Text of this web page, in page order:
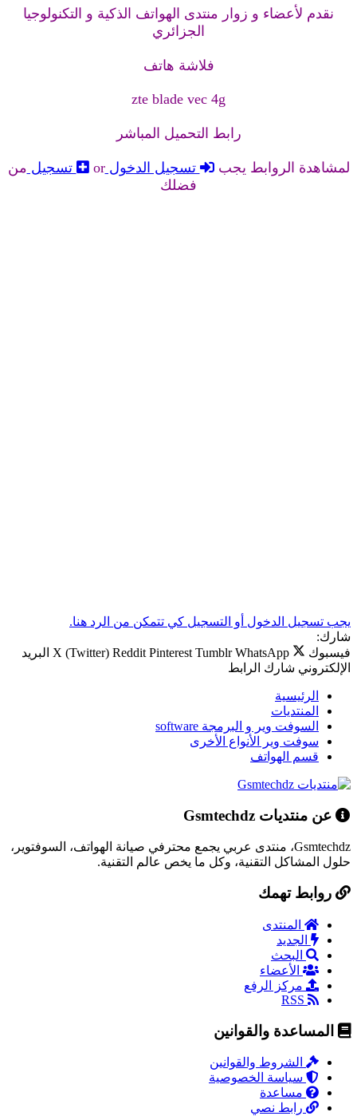
نقدم لأعضاء و زوار منتدى الهواتف الذكية و التكنولوجيا
الجزائري
فلاشة هاتف
zte blade vec 4g
رابط التحميل المباشر
لمشاهدة الروابط يجب تسجيل الدخولor تسجيل من
فضلك
يجب تسجيل الدخول أو التسجيل كي تتمكن من الرد هنا.
شارك:
فيسبوك
X (Twitter) Reddit Pinterest Tumblr WhatsApp
البريد
الإلكتروني شارك الرابط
الرئيسية
المنتديات
السوفت وير و البرمجة software
سوفت وير الأنواع الأخرى
قسم الهواتف
عن منتديات Gsmtechdz
Gsmtechdz، منتدى عربي يجمع محترفي صيانة الهواتف، السوفتوير،
حلول المشاكل التقنية، وكل ما يخص عالم التقنية.
روابط تهمك
المنتدى
الجديد
البحث
الأعضاء
مركز الرفع
المساعدة والقوانين
الشروط والقوانين
سياسة الخصوصية
مساعدة
رابط نصي